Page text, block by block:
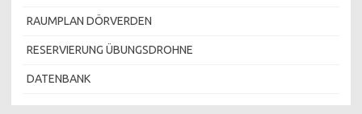
RAUMPLAN DÖRVERDEN
RESERVIERUNG ÜBUNGSDROHNE
DATENBANK